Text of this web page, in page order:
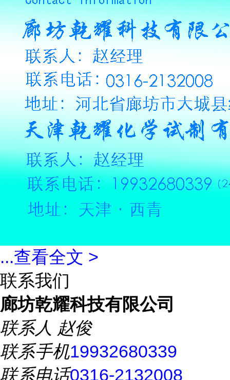
...查看全文 >
联系我们
廊坊乾耀科技有限公司
联系人 赵俊
联系手机19932680339
联系电话0316-2132008